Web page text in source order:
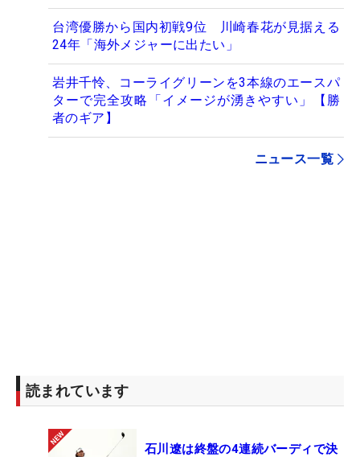
台湾優勝から国内初戦9位 川崎春花が見据える
24年「海外メジャーに出たい」
岩井千怜、コーライグリーンを3本線のエースパ
ターで完全攻略「イメージが湧きやすい」【勝
者のギア】
ニュース一覧
読まれています
石川遼は終盤の4連続バーディで決